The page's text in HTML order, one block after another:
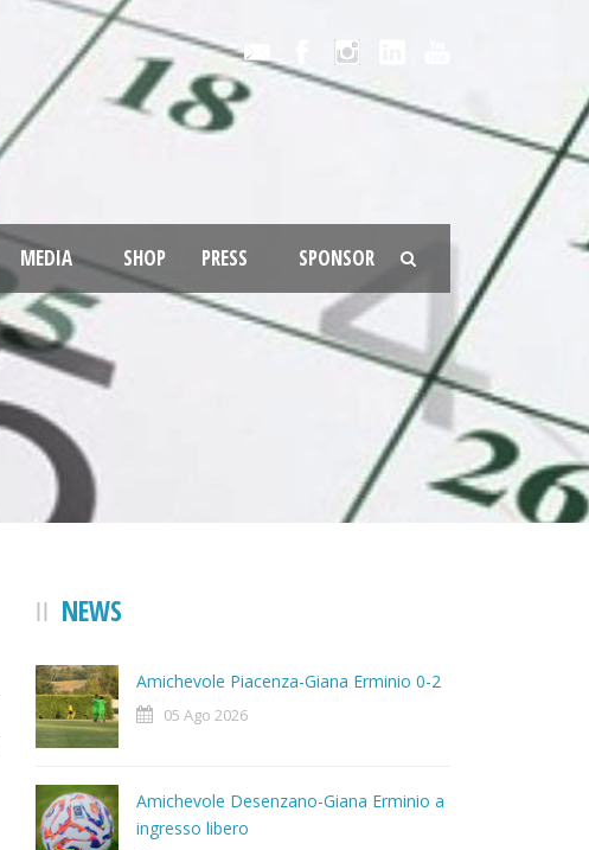
MEDIA SHOP PRESS SPONSOR
NEWS
Amichevole Piacenza-Giana Erminio 0-2
05 Ago 2026
Amichevole Desenzano-Giana Erminio a
ingresso libero